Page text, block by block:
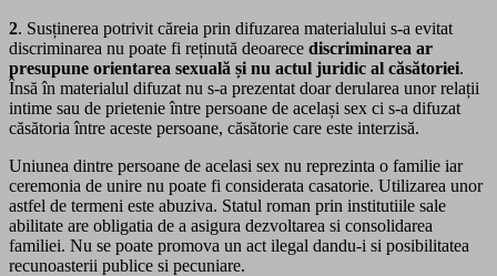
2. Susținerea potrivit căreia prin difuzarea materialului s-a evitat
discriminarea nu poate fi reținută deoarece discriminarea ar
presupune orientarea sexuală și nu actul juridic al căsătoriei.
Însă în materialul difuzat nu s-a prezentat doar derularea unor relații
intime sau de prietenie între persoane de același sex ci s-a difuzat
căsătoria între aceste persoane, căsătorie care este interzisă.
Uniunea dintre persoane de acelasi sex nu reprezinta o familie iar
ceremonia de unire nu poate fi considerata casatorie. Utilizarea unor
astfel de termeni este abuziva. Statul roman prin institutiile sale
abilitate are obligatia de a asigura dezvoltarea si consolidarea
familiei. Nu se poate promova un act ilegal dandu-i si posibilitatea
recunoasterii publice si pecuniare.